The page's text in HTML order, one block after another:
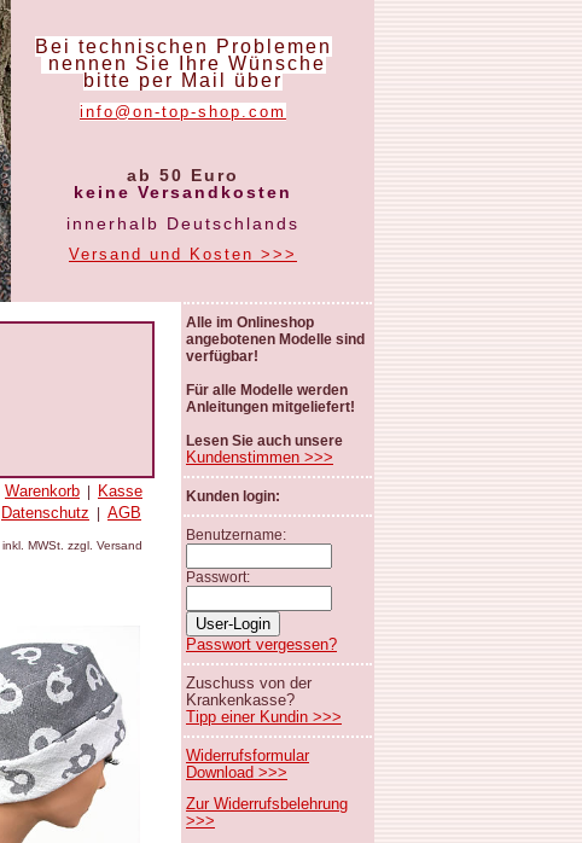
Bei technischen Problemen
nennen Sie Ihre Wünsche
bitte per Mail über
info@on-top-shop.com
ab 50 Euro
keine Versandkosten
innerhalb Deutschlands
Versand und Kosten >>>
Warenkorb
Kasse
Datenschutz AGB
inkl. MWSt. zzgl. Versand
Alle im Onlineshop
angebotenen Modelle sind
verfügbar!
Für alle Modelle werden
Anleitungen mitgeliefert!
Lesen Sie auch unsere
Kundenstimmen >>>
Kunden login:
Benutzername:
Passwort:
Passwort vergessen?
Zuschuss von der
Krankenkasse?
Tipp einer Kundin >>>
Widerrufsformular
Download >>>
Zur Widerrufsbelehrung
>>>